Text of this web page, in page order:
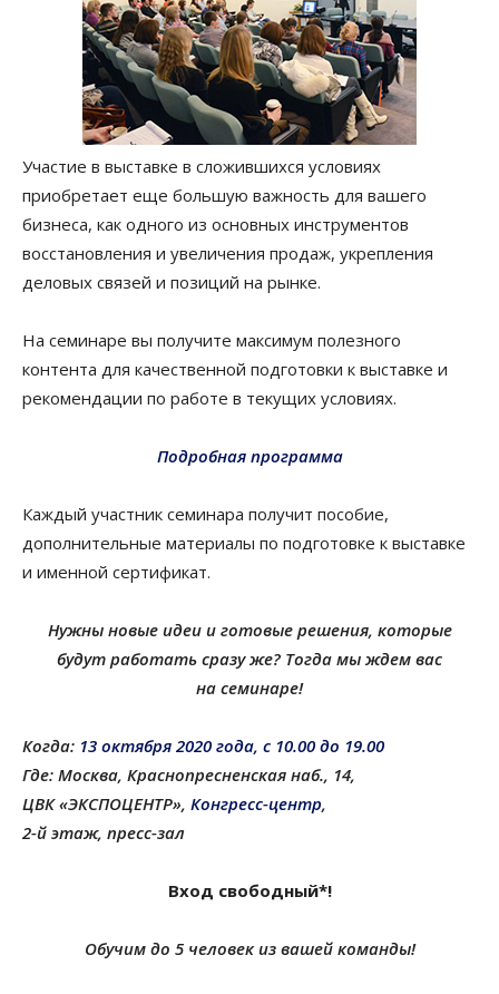
Участие в выставке в сложившихся условиях
приобретает еще большую важность для вашего
бизнеса, как одного из основных инструментов
восстановления и увеличения продаж, укрепления
деловых связей и позиций на рынке.
На семинаре вы получите максимум полезного
контента для качественной подготовки к выставке и
рекомендации по работе в текущих условиях.
Подробная программа
Каждый участник семинара получит пособие,
дополнительные материалы по подготовке к выставке
и именной сертификат.
Нужны новые идеи и готовые решения, которые
будут работать сразу же? Тогда мы ждем вас
на семинаре!
Когда: 13 октября 2020 года, с 10.00 до 19.00
Где: Москва, Краснопресненская наб., 14,
ЦВК «ЭКСПОЦЕНТР», Конгресс‑центр,
2‑й этаж, пресс‑зал
Вход свободный*!
Обучим до 5 человек из вашей команды!